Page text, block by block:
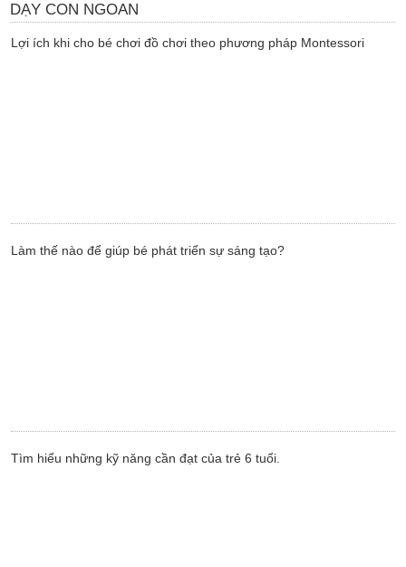
DẠY CON NGOAN
Lợi ích khi cho bé chơi đồ chơi theo phương pháp Montessori
Làm thế nào để giúp bé phát triển sự sáng tạo?
Tìm hiểu những kỹ năng cần đạt của trẻ 6 tuổi.